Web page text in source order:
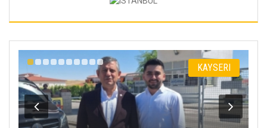
KAYSERI